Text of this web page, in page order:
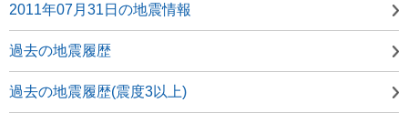
2011年07月31日の地震情報
過去の地震履歴
過去の地震履歴(震度3以上)